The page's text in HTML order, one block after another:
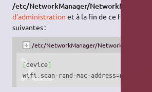
/etc/NetworkManager/
d'administration et à la fin de ce fichier
suivantes :
/etc/NetworkManager/
[device]
wifi.scan-rand-mac-address=no